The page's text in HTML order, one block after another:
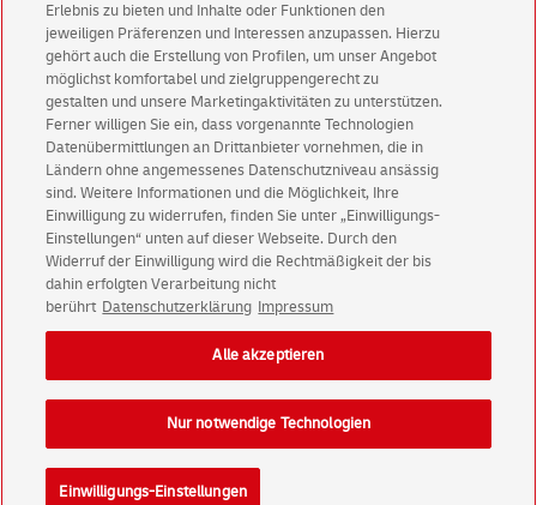
Privatkundensichern sich einen5 € Gutschein
für POSTSCAN!
Geschäftskundenerhalten einen5 € Gutschein
für Briefmarke individuell!
Zur Newsletter-Anmeldung
© Sun Aug 09 17:56:24 CEST 2026 Deutsche Post AG
Impressum
Datenschutz
Einwilligungs-Einstellungen
Rechtliche Hinweise
Barrierefreiheit
Erlebnis zu bieten und Inhalte oder Funktionen den
jeweiligen Präferenzen und Interessen anzupassen. Hierzu
gehört auch die Erstellung von Profilen, um unser Angebot
möglichst komfortabel und zielgruppengerecht zu
gestalten und unsere Marketingaktivitäten zu unterstützen.
Ferner willigen Sie ein, dass vorgenannte Technologien
Datenübermittlungen an Drittanbieter vornehmen, die in
Ländern ohne angemessenes Datenschutzniveau ansässig
sind. Weitere Informationen und die Möglichkeit, Ihre
Einwilligung zu widerrufen, finden Sie unter „Einwilligungs-
Einstellungen“ unten auf dieser Webseite. Durch den
Widerruf der Einwilligung wird die Rechtmäßigkeit der bis
dahin erfolgten Verarbeitung nicht
berührt Datenschutzerklärung Impressum
Einwilligungs-Einstellungen
Nur notwendige Technologien
Alle akzeptieren